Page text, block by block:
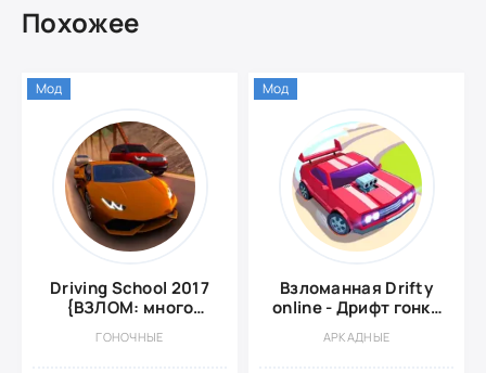
Похожее
Driving School 2017
{ВЗЛОМ: много
ГОНОЧНЫЕ
Мод
Взломанная Drifty
online - Дрифт гонки
АРКАДНЫЕ
Мод